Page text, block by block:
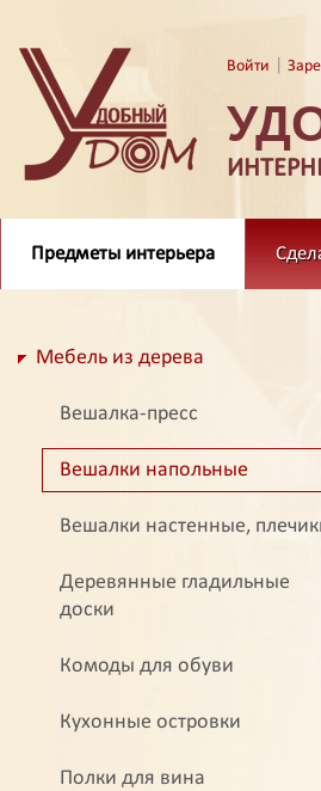
Войти
Предметы интерьера
Мебель из дерева
Вешалка-пресс
Вешалки напольные
Вешалки настенные,
Деревянные гладильные
доски
Комоды для обуви
Кухонные островки
Полки для вина